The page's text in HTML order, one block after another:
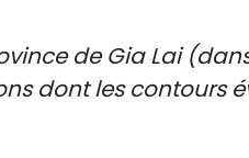
de Gia Lai
dont les contours